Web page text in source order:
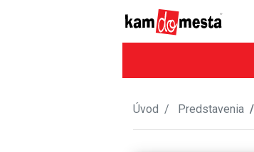
Úvod Predstavenia